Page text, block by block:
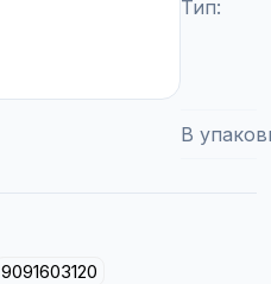
Тип
В
9091603120